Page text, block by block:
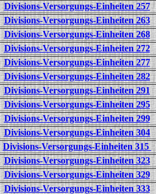
Divisions-Versorgungs-Einheiten 257
Divisions-Versorgungs-Einheiten 263
Divisions-Versorgungs-Einheiten 268
Divisions-Versorgungs-Einheiten 272
Divisions-Versorgungs-Einheiten 277
Divisions-Versorgungs-Einheiten 282
Divisions-Versorgungs-Einheiten 291
Divisions-Versorgungs-Einheiten 295
Divisions-Versorgungs-Einheiten 299
Divisions-Versorgungs-Einheiten 304
Divisions-Versorgungs-Einheiten 315
Divisions-Versorgungs-Einheiten 323
Divisions-Versorgungs-Einheiten 329
Divisions-Versorgungs-Einheiten 333